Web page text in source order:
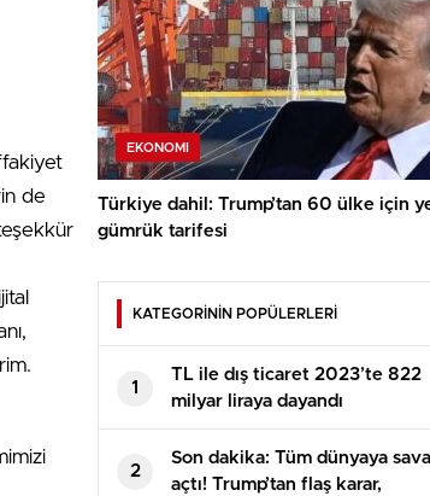
de
EKONOMI
Türkiye dahil: Trump’tan 60 ülke için
gümrük tarifesi
KATEGORİNİN POPÜLERLERİ
1
TL ile dış ticaret 2023’te 822
milyar liraya dayandı
2
Son dakika: Tüm dünyaya
açtı! Trump’tan flaş karar,